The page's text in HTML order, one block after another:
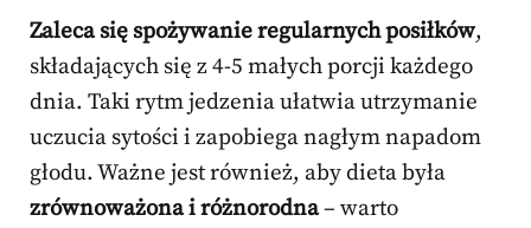
Zaleca się spożywanie regularnych posiłków,
składających się z 4-5 małych porcji każdego
dnia. Taki rytm jedzenia ułatwia utrzymanie
uczucia sytości i zapobiega nagłym napadom
głodu. Ważne jest również, aby dieta była
zrównoważona i różnorodna– warto